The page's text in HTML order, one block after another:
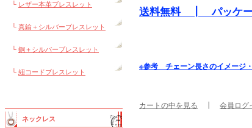
└ レザー本革ブレスレット
└ 真鍮＋シルバーブレスレット
└ 銅＋シルバーブレスレット
└ 紐コードブレスレット
ネックレス
送料無料 ┃ パッケー
※参考 チェーン長さのイメージ
カートの中を見る 会員ログ